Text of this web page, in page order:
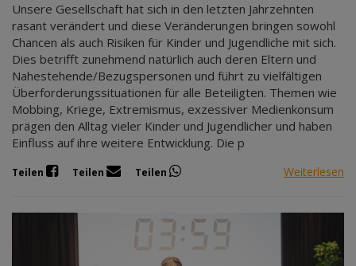
Unsere Gesellschaft hat sich in den letzten Jahrzehnten
rasant verändert und diese Veränderungen bringen sowohl
Chancen als auch Risiken für Kinder und Jugendliche mit sich.
Dies betrifft zunehmend natürlich auch deren Eltern und
Nahestehende/Bezugspersonen und führt zu vielfältigen
Überforderungssituationen für alle Beteiligten. Themen wie
Mobbing, Kriege, Extremismus, exzessiver Medienkonsum
prägen den Alltag vieler Kinder und Jugendlicher und haben
Einfluss auf ihre weitere Entwicklung. Die p
Teilen Teilen Teilen Weiterlesen